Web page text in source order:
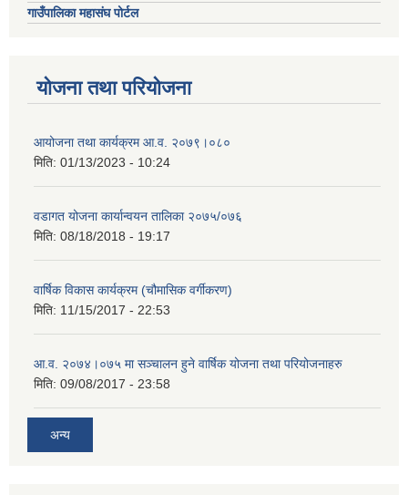
गाउँपालिका महासंघ पोर्टल
योजना तथा परियोजना
आयोजना तथा कार्यक्रम आ.व. २०७९।०८०
मिति: 01/13/2023 - 10:24
वडागत योजना कार्यान्वयन तालिका २०७५/०७६
मिति: 08/18/2018 - 19:17
वार्षिक विकास कार्यक्रम (चौमासिक वर्गीकरण)
मिति: 11/15/2017 - 22:53
आ.व. २०७४।०७५ मा सञ्चालन हुने वार्षिक योजना तथा परियोजनाहरु
मिति: 09/08/2017 - 23:58
अन्य